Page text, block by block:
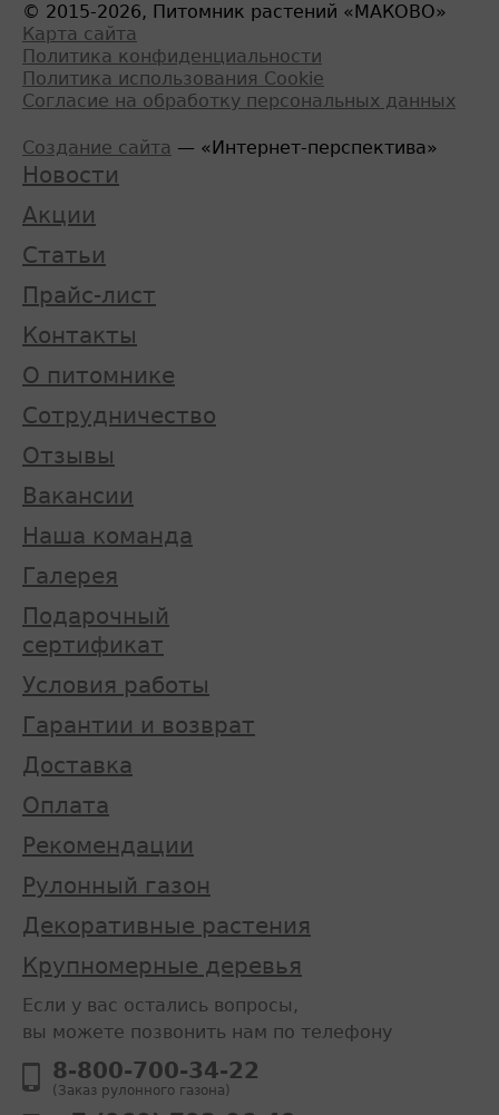
© 2015-2026, Питомник растений «МАКОВО»
Карта сайта
Политика конфиденциальности
Политика использования Cookie
Согласие на обработку персональных данных
Создание сайта — «Интернет-перспектива»
Новости
Акции
Статьи
Прайс-лист
Контакты
О питомнике
Сотрудничество
Отзывы
Вакансии
Наша команда
Галерея
Подарочный
сертификат
Условия работы
Гарантии и возврат
Доставка
Оплата
Рекомендации
Рулонный газон
Декоративные растения
Крупномерные деревья
Если у вас остались вопросы,
вы можете позвонить нам по телефону
8-800-700-34-22
(Заказ рулонного газона)